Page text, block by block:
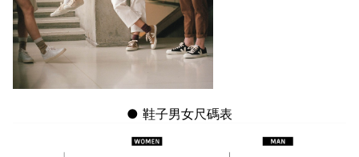
● 鞋子男女尺碼表